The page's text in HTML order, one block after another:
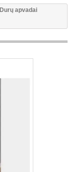
Durų apvadai